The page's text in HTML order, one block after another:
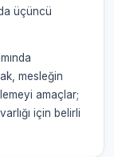
üçüncü
mesleğin
amaçlar;
için belirli